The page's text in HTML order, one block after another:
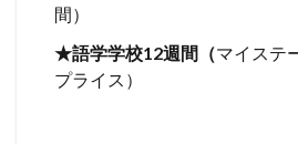
間）
★語学学校12週間（マイステ
プライス）